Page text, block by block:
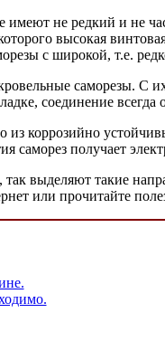
имеют не редкий и не
высокая
с широкой, т.е.
саморезы. С
соединение всегда
из коррозийно
саморез получает
выделяют такие
или прочитайте